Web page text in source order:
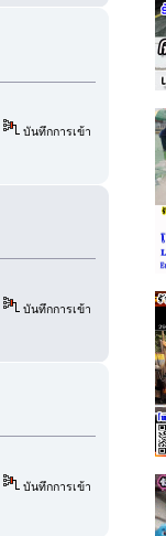
บันทึกการเข้า
บันทึกการเข้า
บันทึกการเข้า